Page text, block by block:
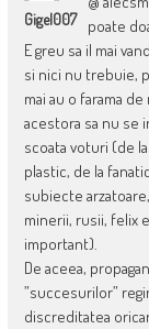
Gigel007
poate
E greu sa il mai
si nici nu trebuie,
mai au o farama
acestora sa nu se
scoata voturi (de
plastic, de la
subiecte
minerii, rusii, felix
important).
De aceea,
”succesurilor”
discreditatea